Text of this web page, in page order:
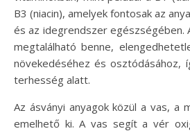
B3 (niacin), amelyek fontosak az
és az idegrendszer egészségében.
megtalálható benne,
növekedéséhez és osztódásához,
terhesség alatt.
Az ásványi anyagok közül a vas, a
emelhető ki. A vas segít a vér